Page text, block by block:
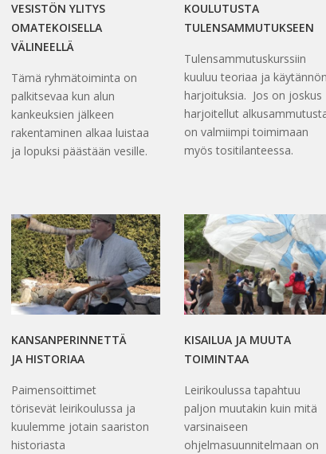
VESISTÖN YLITYS
OMATEKOISELLA
VÄLINEELLÄ
Tämä ryhmätoiminta on
palkitsevaa kun alun
kankeuksien jälkeen
rakentaminen alkaa luistaa
ja lopuksi päästään vesille.
KOULUTUSTA
TULENSAMMUTUKSEEN
Tulensammutuskurssiin
kuuluu teoriaa ja käytännön
harjoituksia. Jos on joskus
harjoitellut
on valmiimpi toimimaan
myös tositilanteessa.
KANSANPERINNETTÄ
JA HISTORIAA
Paimensoittimet
törisevät leirikoulussa ja
kuulemme jotain saariston
historiasta
KISAILUA JA MUUTA
TOIMINTAA
Leirikoulussa tapahtuu
paljon muutakin kuin mitä
varsinaiseen
ohjelmasuunnitelmaan on